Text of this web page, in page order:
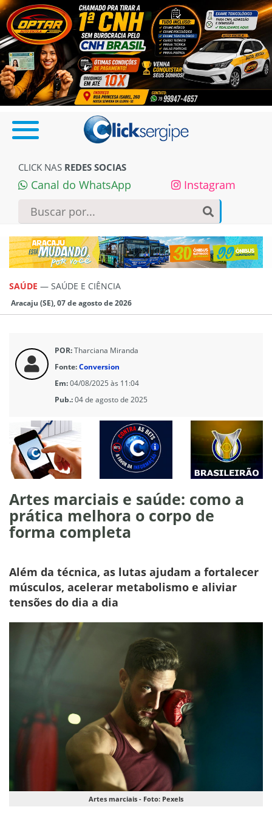
CLICK NAS REDES SOCIAS
Canal do WhatsApp Instagram
SAÚDE — SAÚDE E CIÊNCIA
Aracaju (SE), 07 de agosto de 2026
POR:Tharciana Miranda
Fonte:Conversion
Em:04/08/2025 às 11:04
Pub.:04 de agosto de 2025
Artes marciais e saúde: como a
prática melhora o corpo de
forma completa
Além da técnica, as lutas ajudam a fortalecer
músculos, acelerar metabolismo e aliviar
tensões do dia a dia
Artes marciais - Foto: Pexels